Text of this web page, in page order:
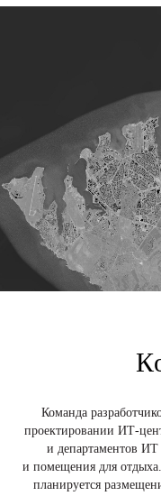
Команда
проектировании ИТ-
и департаментов
и помещения для
планируется